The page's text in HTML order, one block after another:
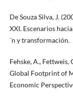
De Souza Silva, J.
XXI. Escenarios
´n y transformación.
Fehske, A., Fettweis,
Global Footprint of
Economic